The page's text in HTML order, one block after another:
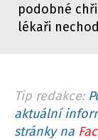
podobné
lékaři
Tip redakce:
aktuální
stránky na